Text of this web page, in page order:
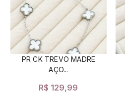
PR CK TREVO MADRE
AÇO...
R$ 129,99